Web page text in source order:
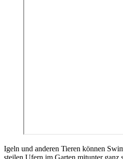
Igeln und anderen Tieren können
steilen Ufern im Garten mitunter ganz